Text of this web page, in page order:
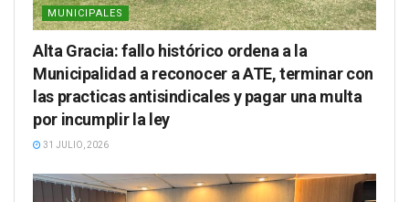
MUNICIPALES
Alta Gracia: fallo histórico ordena a la
Municipalidad a reconocer a ATE, terminar con
las practicas antisindicales y pagar una multa
por incumplir la ley
31 JULIO, 2026